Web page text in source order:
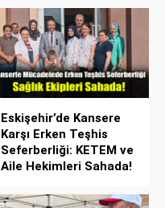
Eskişehir’de Kansere
Karşı Erken Teşhis
Seferberliği: KETEM ve
Aile Hekimleri Sahada!